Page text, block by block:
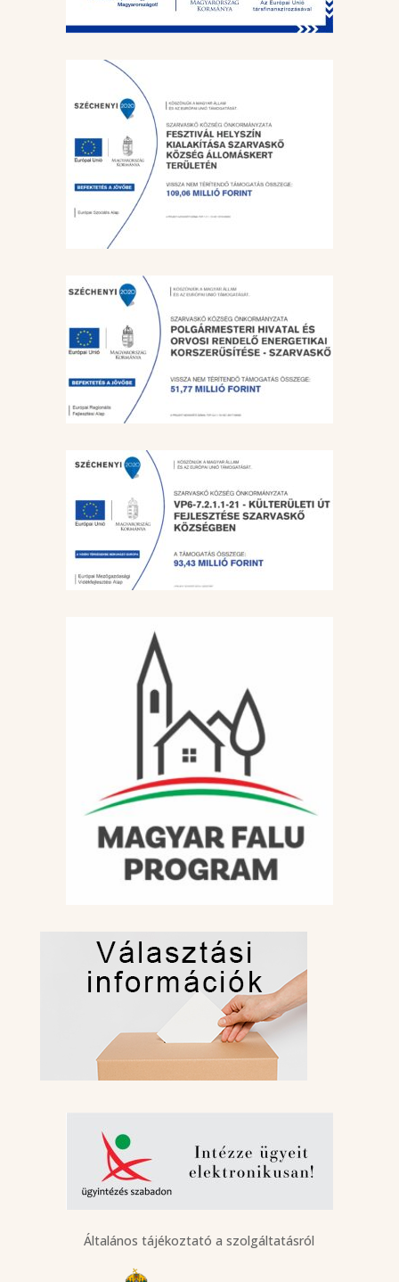
Általános tájékoztató a szolgáltatásról